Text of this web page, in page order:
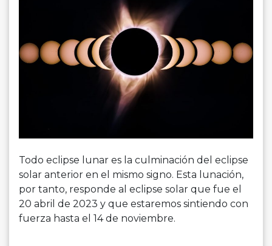
Todo eclipse lunar es la culminación del eclipse
solar anterior en el mismo signo. Esta lunación,
por tanto, responde al eclipse solar que fue el
20 abril de 2023 y que estaremos sintiendo con
fuerza hasta el 14 de noviembre.